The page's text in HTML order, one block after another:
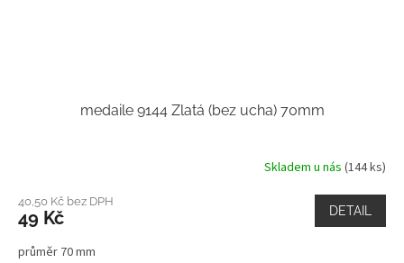
medaile 9144 Zlatá (bez ucha) 70mm
Skladem u nás (144 ks)
40,50 Kč bez DPH
49 Kč DETAIL
průměr 70 mm